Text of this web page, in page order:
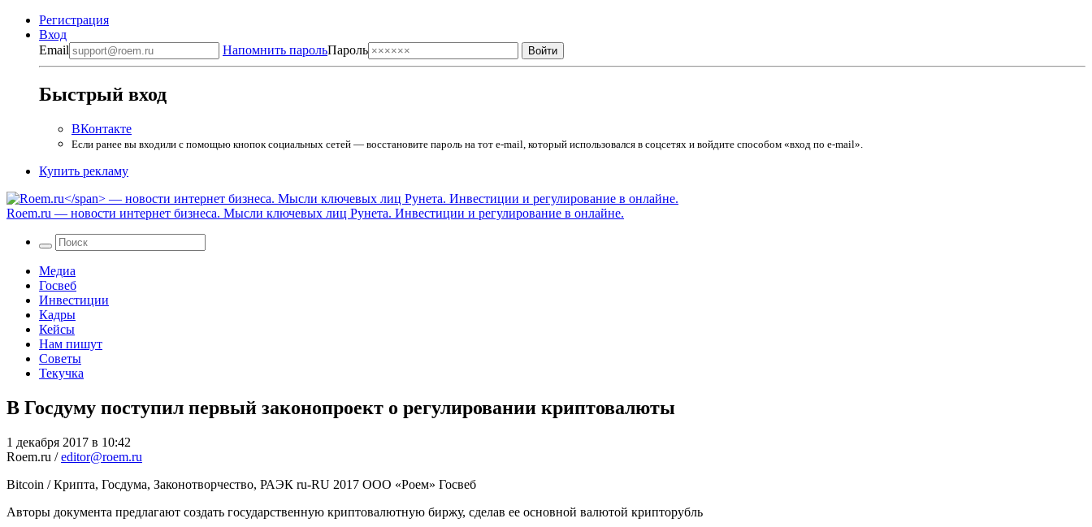
Регистрация
Вход
Email
Напомнить парольПароль
Быстрый вход
ВКонтакте
Если ранее вы входили с помощью кнопок социальных сетей — восстановите пароль на тот e-mail, который использовался в соцсетях и войдите способом «вход по e-mail».
Купить рекламу
Roem.ru — новости интернет бизнеса. Мысли ключевых лиц Рунета. Инвестиции и регулирование в онлайне.
Медиа
Госвеб
Инвестиции
Кадры
Кейсы
Нам пишут
Советы
Текучка
В Госдуму поступил первый законопроект о регулировании криптовалюты
1 декабря 2017 в 10:42
Roem.ru /editor@roem.ru
Bitcoin / Крипта, Госдума, Законотворчество, РАЭК ru-RU 2017 ООО «Роем» Госвеб
Авторы документа предлагают создать государственную криптовалютную биржу, сделав ее основной валютой крипторубль